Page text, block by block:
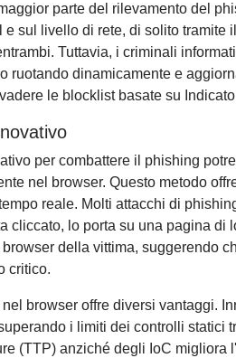
parte del rilevamento del
e sul livello di rete, di solito tramite
Tuttavia, i criminali
ruotando dinamicamente e
le blocklist basate su
per combattere il phishing
nel browser. Questo metodo
reale. Molti attacchi di
cliccato, lo porta su una pagina
della vittima, suggerendo
critico.
browser offre diversi vantaggi.
i limiti dei controlli statici
(TTP) anziché degli IoC migliora